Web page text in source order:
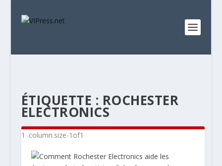
ÉTIQUETTE : ROCHESTER
ELECTRONICS